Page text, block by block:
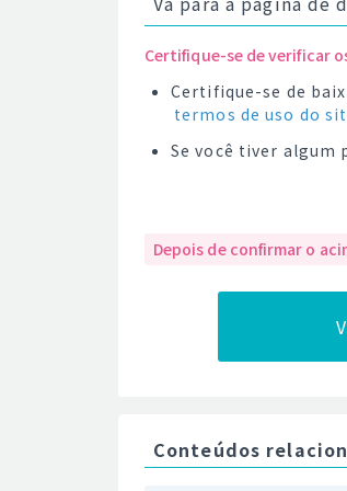
Certifique-se de verificar
Certifique-se de
termos de uso do
Se você tiver algum
Depois de confirmar o
Conteúdos